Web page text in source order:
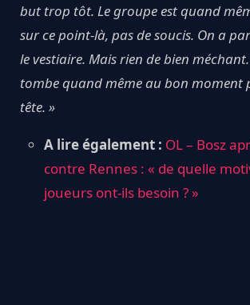
but trop tôt. Le groupe est quand
sur ce point-là, pas de soucis. On a
le vestiaire. Mais rien de bien
tombe quand même au bon moment
tête. »
A lire également : OL – Bosz
contre Rennes : « de quelle
joueurs ont-ils besoin ? »